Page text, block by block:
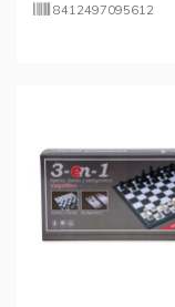
8412497095612